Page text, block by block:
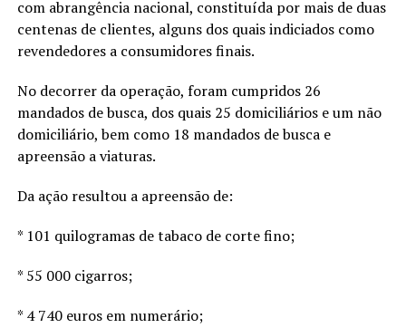
com abrangência nacional, constituída por mais de duas
centenas de clientes, alguns dos quais indiciados como
revendedores a consumidores finais.
No decorrer da operação, foram cumpridos 26
mandados de busca, dos quais 25 domiciliários e um não
domiciliário, bem como 18 mandados de busca e
apreensão a viaturas.
Da ação resultou a apreensão de:
* 101 quilogramas de tabaco de corte fino;
* 55 000 cigarros;
* 4 740 euros em numerário;